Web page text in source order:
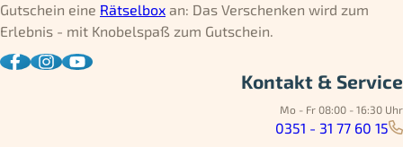
Gutschein eine Rätselbox an: Das Verschenken wird zum
Erlebnis - mit Knobelspaß zum Gutschein.
Kontakt & Service
Mo - Fr 08:00 - 16:30 Uhr
0351 - 31 77 60 15